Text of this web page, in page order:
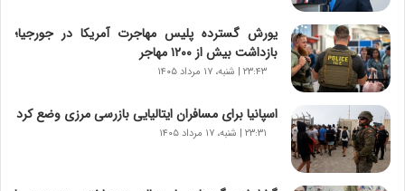
ا
ن‌
خ
و
د
ر
و
ر
و
ش
یورش گسترده پلیس مهاجرت آمریکا در جورجیا؛
بازداشت بیش از ۱۲۰۰ مهاجر
۲۳:۴۳ | شنبه، ۱۷ مرداد ۱۴۰۵
اسپانیا برای مسافران ایتالیایی بازرسی مرزی وضع کرد
۲۳:۳۱ | شنبه، ۱۷ مرداد ۱۴۰۵